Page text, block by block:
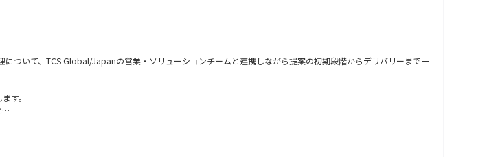
ついて、TCS Global/Japanの営業・ソリューションチームと連携しながら提案の初期段階からデリバリーまで一
す。
、文化、スキル全般の改革
化